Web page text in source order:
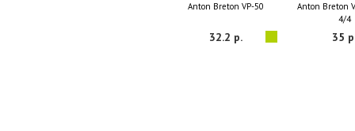
Anton Breton VP-50
32.2 р.
Anton Breton
4/4
35